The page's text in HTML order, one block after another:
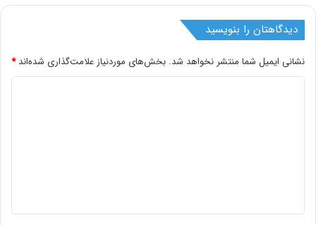
دیدگاهتان را بنویسید
نشانی ایمیل شما منتشر نخواهد شد. بخش‌های موردنیاز علامت‌گذاری شده‌اند*
*